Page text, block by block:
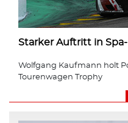
Starker Auftritt in
Wolfgang Kaufmann holt
Tourenwagen Trophy